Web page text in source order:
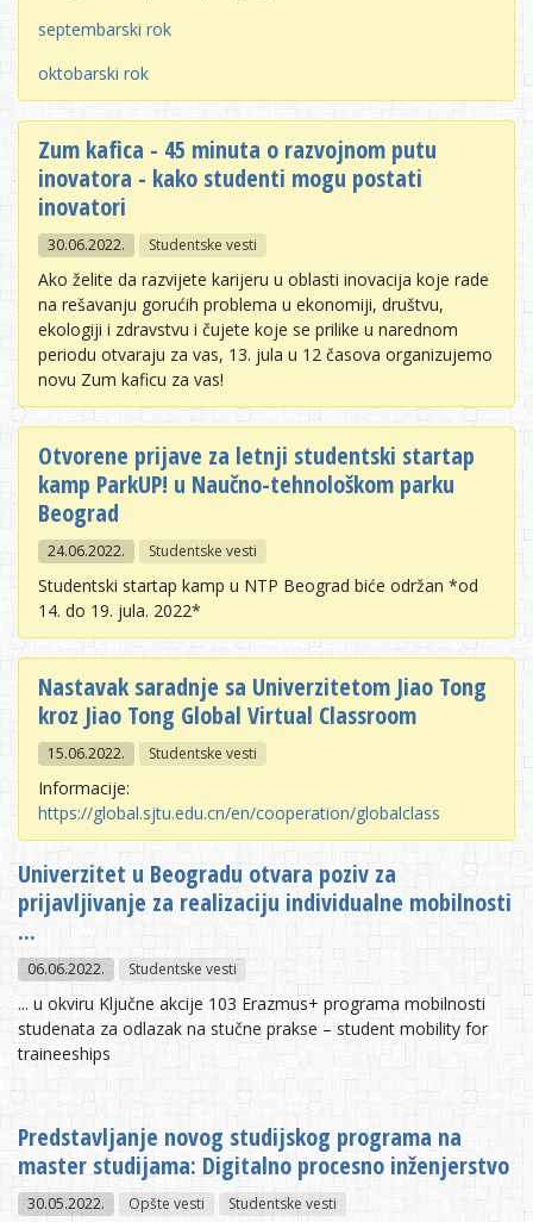
septembarski rok
oktobarski rok
Zum kafica - 45 minuta o razvojnom putu
inovatora - kako studenti mogu postati
inovatori
30.06.2022. Studentske vesti
Ako želite da razvijete karijeru u oblasti inovacija koje rade
na rešavanju gorućih problema u ekonomiji, društvu,
ekologiji i zdravstvu i čujete koje se prilike u narednom
periodu otvaraju za vas, 13. jula u 12 časova organizujemo
novu Zum kaficu za vas!
Otvorene prijave za letnji studentski startap
kamp ParkUP! u Naučno-tehnološkom parku
Beograd
24.06.2022. Studentske vesti
Studentski startap kamp u NTP Beograd biće održan *od
14. do 19. jula. 2022*
Nastavak saradnje sa Univerzitetom Jiao Tong
kroz Jiao Tong Global Virtual Classroom
15.06.2022. Studentske vesti
Informacije:
https://global.sjtu.edu.cn/en/cooperation/globalclass
Univerzitet u Beogradu otvara poziv za
prijavljivanje za realizaciju individualne mobilnosti
...
06.06.2022. Studentske vesti
... u okviru Ključne akcije 103 Erazmus+ programa mobilnosti
studenata za odlazak na stučne prakse – student mobility for
traineeships
Predstavljanje novog studijskog programa na
master studijama: Digitalno procesno inženjerstvo
30.05.2022. Opšte vesti Studentske vesti